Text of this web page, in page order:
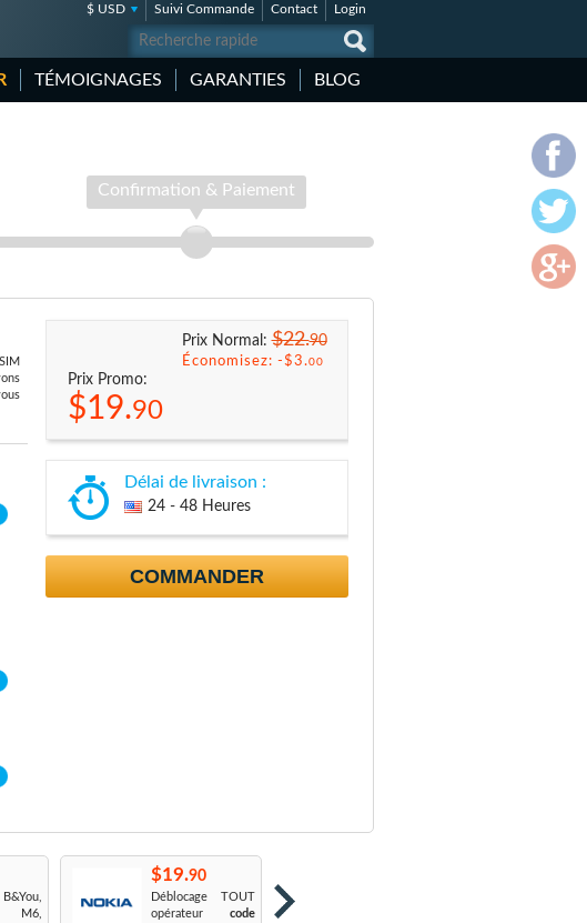
$ USD Suivi Commande Contact Login
TÉMOIGNAGES GARANTIES BLOG
Confirmation & Paiement
Prix Normal:$22.90
Économisez: -$3.00
Prix Promo:
$19.90
Délai de livraison :
24 - 48 Heures
COMMANDER
M6,
$19.90
Déblocage TOUT
opérateur code